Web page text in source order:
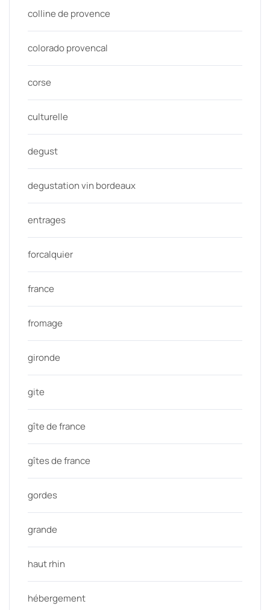
colline de provence
colorado provencal
corse
culturelle
degust
degustation vin bordeaux
entrages
forcalquier
france
fromage
gironde
gite
gîte de france
gîtes de france
gordes
grande
haut rhin
hébergement